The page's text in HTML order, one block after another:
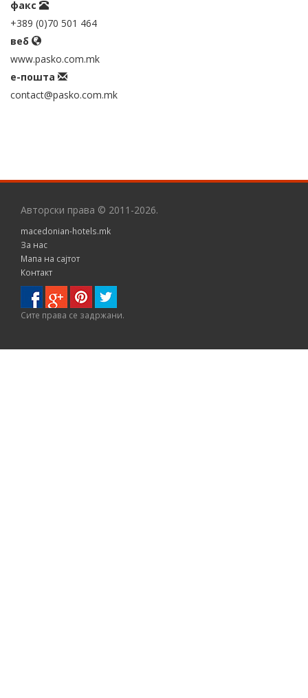
факс
+389 (0)70 501 464
веб
www.pasko.com.mk
е-пошта
contact@pasko.com.mk
Авторски права © 2011-2026.
macedonian-hotels.mk
За нас
Мапа на сајтот
Контакт
Сите правa се задржани.